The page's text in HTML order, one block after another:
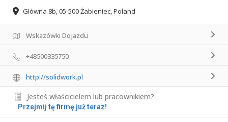
Główna 8b, 05-500 Żabieniec, Poland
Wskazówki Dojazdu
+48500335750
http://solidwork.pl
Jesteś właścicielem lub pracownikiem?
Przejmij tę firmę już teraz!